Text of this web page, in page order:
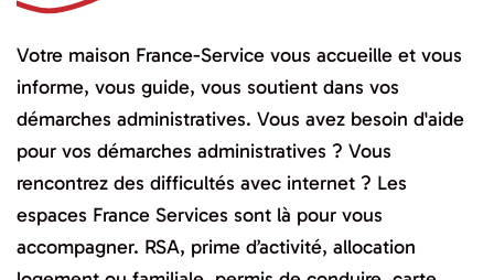
Votre maison France-Service vous accueille et vous
informe, vous guide, vous soutient dans vos
démarches administratives. Vous avez besoin d'aide
pour vos démarches administratives ? Vous
rencontrez des difficultés avec internet ? Les
espaces France Services sont là pour vous
accompagner. RSA, prime d’activité, allocation